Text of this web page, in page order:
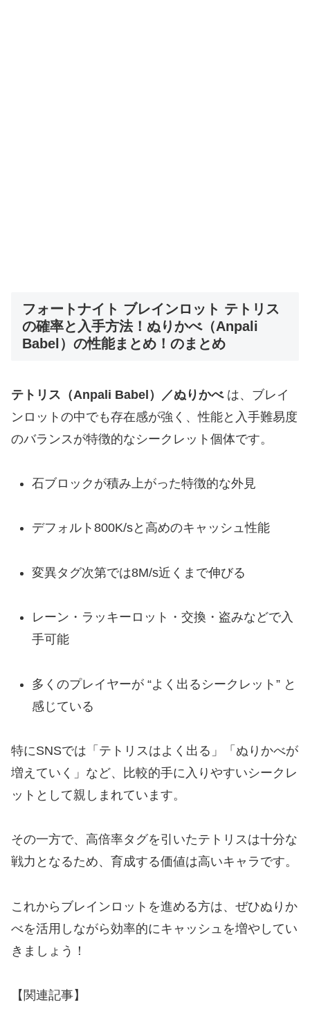
フォートナイト ブレインロット テトリス
の確率と入手方法！ぬりかべ（Anpali
Babel）の性能まとめ！のまとめ
テトリス（Anpali Babel）／ぬりかべは、ブレイ
ンロットの中でも存在感が強く、性能と入手難易度
のバランスが特徴的なシークレット個体です。
石ブロックが積み上がった特徴的な外見
デフォルト800K/sと高めのキャッシュ性能
変異タグ次第では8M/s近くまで伸びる
レーン・ラッキーロット・交換・盗みなどで入
手可能
多くのプレイヤーが “よく出るシークレット” と
感じている
特にSNSでは「テトリスはよく出る」「ぬりかべが
増えていく」など、比較的手に入りやすいシークレ
ットとして親しまれています。
その一方で、高倍率タグを引いたテトリスは十分な
戦力となるため、育成する価値は高いキャラです。
これからブレインロットを進める方は、ぜひぬりか
べを活用しながら効率的にキャッシュを増やしてい
きましょう！
【関連記事】